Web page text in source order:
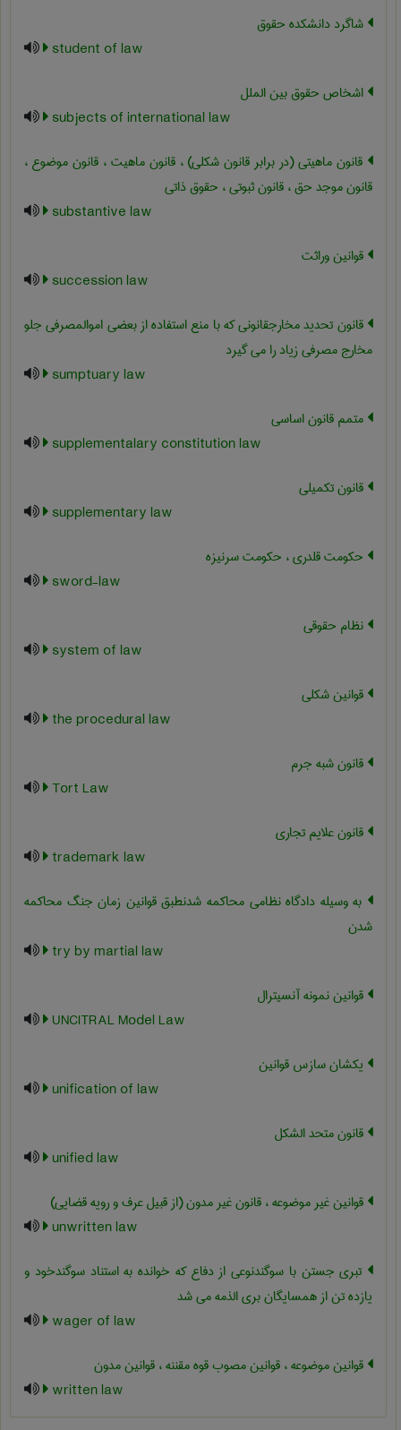
شاگرد دانشکده حقوق
student of law
اشخاص حقوق بین الملل
subjects of international law
قانون ماهیتی (در برابر قانون شکلی) ، قانون ماهیت ، قانون موضوع ،
قانون موجد حق ، قانون ثبوتی ، حقوق ذاتی
substantive law
قوانین وراثت
succession law
قانون تحدید مخارجقانونی که با منع استفاده از بعضی اموالمصرفی جلو
مخارج مصرفی زیاد را می گیرد
sumptuary law
متمم قانون اساسی
supplementalary constitution law
قانون تکمیلی
supplementary law
حکومت قلدری ، حکومت سرنیزه
sword-law
نظام حقوقی
system of law
قوانین شکلی
the procedural law
قانون شبه جرم
Tort Law
قانون علایم تجاری
trademark law
به وسیله دادگاه نظامی محاکمه شدنطبق قوانین زمان جنگ محاکمه
شدن
try by martial law
قوانین نمونه آنسیترال
UNCITRAL Model Law
یکشان سازس قوانین
unification of law
قانون متحد الشکل
unified law
قوانین غیر موضوعه ، قانون غیر مدون (از قبیل عرف و رویه قضایی)
unwritten law
تبری جستن با سوگندنوعی از دفاع که خوانده به استناد سوگندخود و
یازده تن از همسایگان بری الذمه می شد
wager of law
قوانین موضوعه ، قوانین مصوب قوه مقننه ، قوانین مدون
written law